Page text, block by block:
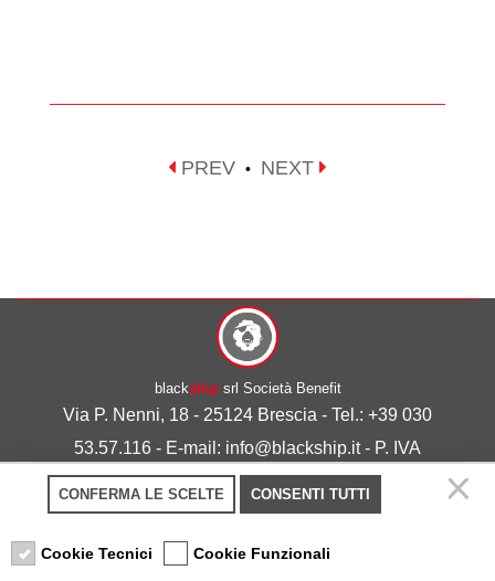
PREV • NEXT
blackshipsrl Società Benefit
Via P. Nenni, 18 - 25124 Brescia - Tel.: +39 030
53.57.116 - E-mail: info@blackship.it - P. IVA
03492980986
Privacy policy-Cookie policy
CONFERMA LE SCELTE CONSENTI TUTTI
Cookie Tecnici Cookie Funzionali